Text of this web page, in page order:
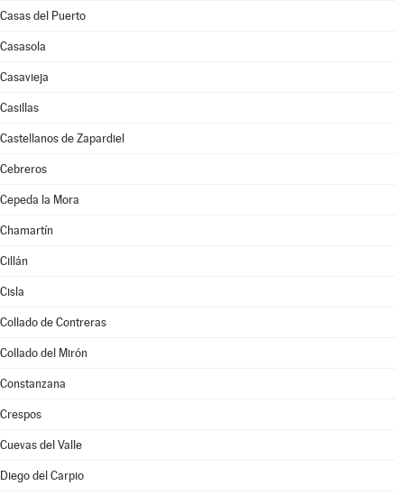
Casas del Puerto
Casasola
Casavieja
Casillas
Castellanos de Zapardiel
Cebreros
Cepeda la Mora
Chamartín
Cillán
Cisla
Collado de Contreras
Collado del Mirón
Constanzana
Crespos
Cuevas del Valle
Diego del Carpio